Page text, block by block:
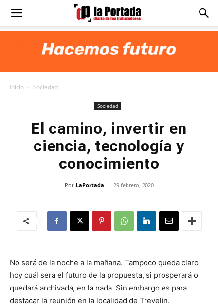
Diario
Inicio Sociedad
Sociedad
El camino, invertir en
ciencia, tecnología y
conocimiento
Por LaPortada - 29 febrero, 2020
No será de la noche a la mañana. Tampoco queda claro
hoy cuál será el futuro de la propuesta, si prosperará o
quedará archivada, en la nada. Sin embargo es para
destacar la reunión en la localidad de Trevelin.